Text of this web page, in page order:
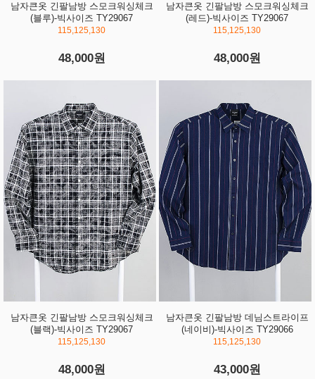
남자큰옷 긴팔남방 스모크워싱체크
(블루)-빅사이즈 TY29067
115,125,130
48,000원
남자큰옷 긴팔남방 스모크워싱체크
(레드)-빅사이즈 TY29067
115,125,130
48,000원
남자큰옷 긴팔남방 스모크워싱체크
(블랙)-빅사이즈 TY29067
115,125,130
48,000원
남자큰옷 긴팔남방 데님스트라이프
(네이비)-빅사이즈 TY29066
115,125,130
43,000원